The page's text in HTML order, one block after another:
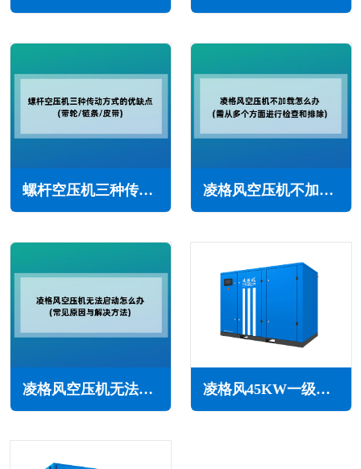
螺杆空压机三种传动方式的优缺点(带轮/链条/皮带) 凌格风空压机不加载怎么办(需从多个方面进行检查和排除)
凌格风空压机无法启动怎么办(常见原因与解决方法) 凌格风45KW一级能效永磁变频空压机LCH系列